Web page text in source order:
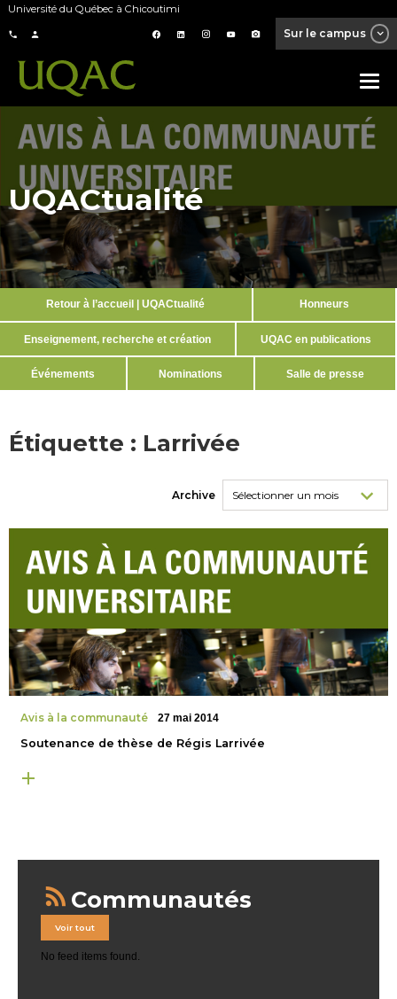
Université du Québec à Chicoutimi
Sur le campus
UQACtualité
Retour à l’accueil | UQACtualité Honneurs
Enseignement, recherche et création UQAC en publications
Événements Nominations Salle de presse
Étiquette : Larrivée
Archive
Avis à la communauté 27 mai 2014
Soutenance de thèse de Régis Larrivée
Communautés
Voir tout
No feed items found.